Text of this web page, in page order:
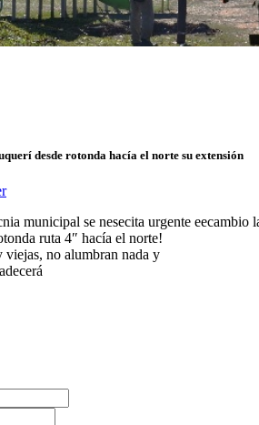
desde rotonda hacía el norte su extensión
municipal se nesecita urgente
ruta 4″ hacía el norte!
viejas, no alumbran nada y